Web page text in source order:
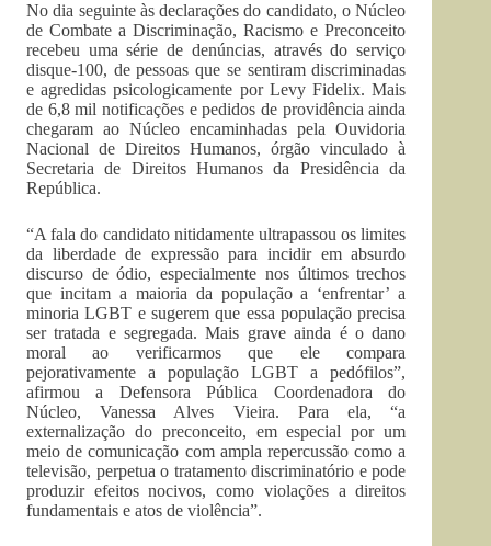
No dia seguinte às declarações do candidato, o Núcleo
de Combate a Discriminação, Racismo e Preconceito
recebeu uma série de denúncias, através do serviço
disque-100, de pessoas que se sentiram discriminadas
e agredidas psicologicamente por Levy Fidelix. Mais
de 6,8 mil notificações e pedidos de providência ainda
chegaram ao Núcleo encaminhadas pela Ouvidoria
Nacional de Direitos Humanos, órgão vinculado à
Secretaria de Direitos Humanos da Presidência da
República.
“A fala do candidato nitidamente ultrapassou os limites
da liberdade de expressão para incidir em absurdo
discurso de ódio, especialmente nos últimos trechos
que incitam a maioria da população a ‘enfrentar’ a
minoria LGBT e sugerem que essa população precisa
ser tratada e segregada. Mais grave ainda é o dano
moral ao verificarmos que ele compara
pejorativamente a população LGBT a pedófilos”,
afirmou a Defensora Pública Coordenadora do
Núcleo, Vanessa Alves Vieira. Para ela, “a
externalização do preconceito, em especial por um
meio de comunicação com ampla repercussão como a
televisão, perpetua o tratamento discriminatório e pode
produzir efeitos nocivos, como violações a direitos
fundamentais e atos de violência”.